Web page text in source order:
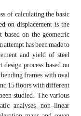
of calculating the basic
on displacement is the
based on the geometric
has been made to
and yield of steel
process based on
frames with oval
15 floors, with different
studied. The various
analyses, non-linear